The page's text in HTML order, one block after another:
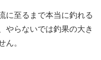
に至るまで本当に釣れる
やらないでは釣果の大き
ん。